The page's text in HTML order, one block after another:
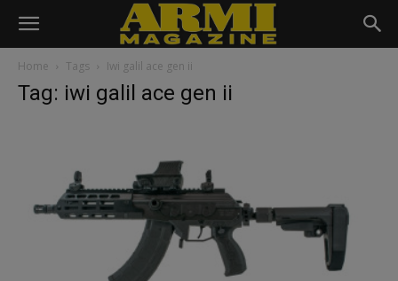
Home Tags Iwi galil ace gen ii
Tag: iwi galil ace gen ii